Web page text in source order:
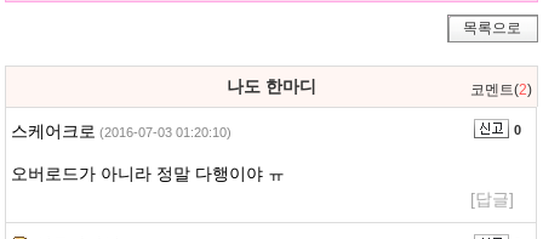
목록으로
나도 한마디 코멘트(2)
스케어크로 (2016-07-03 01:20:10) 0
오버로드가 아니라 정말 다행이야 ㅠ
[답글]